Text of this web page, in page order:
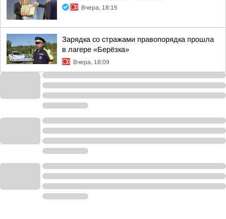
Вчера, 18:15
Зарядка со стражами правопорядка прошла
в лагере «Берёзка»
Вчера, 18:09